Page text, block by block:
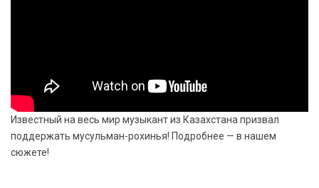
Известный на весь мир музыкант из Казахстана призвал
поддержать мусульман-рохинья! Подробнее — в нашем
сюжете!